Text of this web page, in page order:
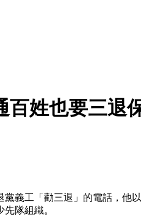
百姓也要三退
黨義工「勸三退」的電話，他
隊組織。